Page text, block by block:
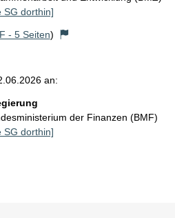
SG dorthin]
- 5 Seiten)
an:
der Finanzen (BMF)
SG dorthin]